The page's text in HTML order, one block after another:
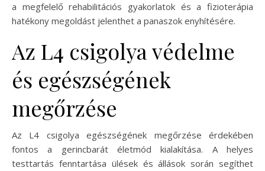
a megfelelő rehabilitációs gyakorlatok és a fizioterápia
hatékony megoldást jelenthet a panaszok enyhítésére.
Az L4 csigolya védelme
és egészségének
megőrzése
Az L4 csigolya egészségének megőrzése érdekében
fontos a gerincbarát életmód kialakítása. A helyes
testtartás fenntartása ülések és állások során segíthet